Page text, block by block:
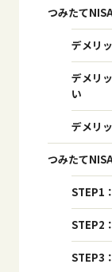
つみたて
デメリ
デメリ
い
デメリ
つみたて
STEP1
STEP2
STEP3